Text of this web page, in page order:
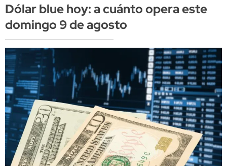
Dólar blue hoy: a cuánto opera este
domingo 9 de agosto